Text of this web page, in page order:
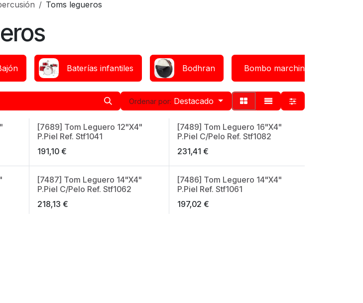
Toms legueros
Baterías infantiles Bodhran Bombo marching
Ordenar por: Destacado
Made in Spain
[7689] Tom Leguero 12"X4"
P.Piel Ref. Stf1041
191,10 € Made in Spain
[7489] Tom Leguero 16"X4"
P.Piel C/Pelo Ref. Stf1082
231,41 €
Made in Spain
[7487] Tom Leguero 14"X4"
P.Piel C/Pelo Ref. Stf1062
218,13 € Made in Spain
[7486] Tom Leguero 14"X4"
P.Piel Ref. Stf1061
197,02 €